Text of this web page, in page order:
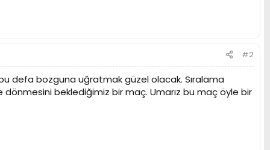
#2
defa bozguna uğratmak güzel olacak. Sıralama
dönmesini beklediğimiz bir maç. Umarız bu maç öyle bir